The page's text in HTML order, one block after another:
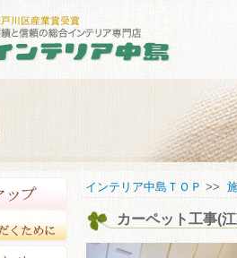
アクセスマップ
安心してご購入していただくた
お問い合わせ
インテリア中島ＴＯＰ >>
カーペット工事(